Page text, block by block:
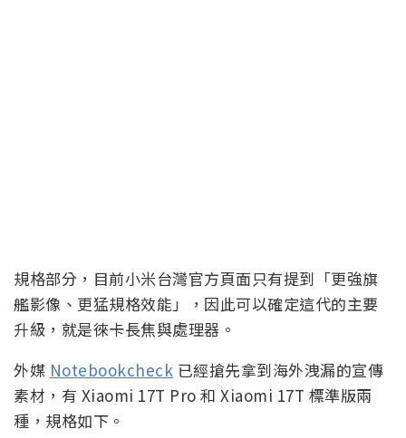
規格部分，目前小米台灣官方頁面只有提到「更強旗
艦影像、更猛規格效能」，因此可以確定這代的主要
升級，就是徠卡長焦與處理器。
外媒 Notebookcheck 已經搶先拿到海外洩漏的宣傳
素材，有 Xiaomi 17T Pro 和 Xiaomi 17T 標準版兩
種，規格如下。